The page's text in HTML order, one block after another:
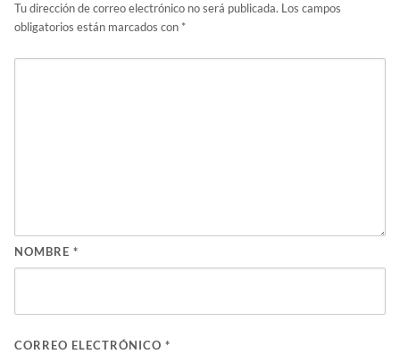
Tu dirección de correo electrónico no será publicada. Los campos
obligatorios están marcados con *
NOMBRE *
CORREO ELECTRÓNICO *